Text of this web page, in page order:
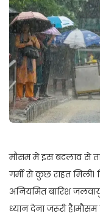
मौसम में इस बदलाव से
गर्मी से कुछ राहत
अनियमित बारिश
ध्यान देना जरूरी